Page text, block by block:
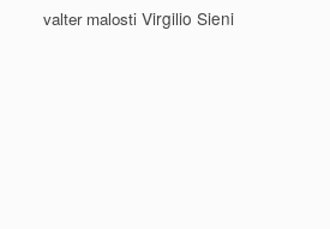
valter malosti Virgilio Sieni